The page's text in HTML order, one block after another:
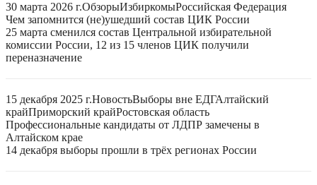
30 марта 2026 г.ОбзорыИзбиркомыРоссийская Федерация
Чем запомнится (не)ушедший состав ЦИК России
25 марта сменился состав Центральной избирательной
комиссии России, 12 из 15 членов ЦИК получили
переназначение
15 декабря 2025 г.НовостьВыборы вне ЕДГАлтайский
крайПриморский крайРостовская область
Профессиональные кандидаты от ЛДПР замечены в
Алтайском крае
14 декабря выборы прошли в трёх регионах России